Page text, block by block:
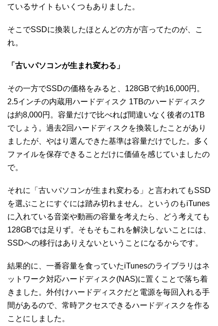
ているサイトもいくつもありました。
そこでSSDに換装したほとんどの方が言ってたのが、こ
れ。
「古いパソコンが生まれ変わる」
その一方でSSDの価格をみると、128GBで約16,000円。
2.5インチの内蔵用ハードディスク 1TBのハードディスク
は約8,000円。容量だけで比べれば間違いなく後者の1TB
でしょう。過去2回ハードディスクを換装したことがあり
ましたが、やはり選んできた基準は容量だけでした。多く
ファイルを保存できることだけに価値を感じていましたの
で。
それに「古いパソコンが生まれ変わる」と言われてもSSD
を選ぶことにすぐには踏み切れません。というのもiTunes
に入れている音楽や動画の容量を考えたら、どう考えても
128GBでは足りず。そもそもこれを解決しないことには、
SSDへの移行はありえないということになるからです。
結果的に、一番容量を食っていたiTunesのライブラリはネ
ットワーク対応ハードディスク(NAS)に置くことで落ち着
きました。外付けハードディスクだと電源を毎回入れる手
間があるので、常時アクセスできるハードディスクを作る
ことにしました。